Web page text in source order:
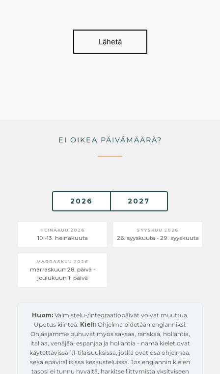
Lähetä
EI OIKEA PÄIVÄMÄÄRÄ?
2026 2027
HEINÄKUU 2026
10.-13. heinäkuuta
SYYSKUU 2026
26. syyskuuta - 29. syyskuuta
MARRASKUU 2026
marraskuun 28. päivä -
joulukuun 1. päivä
Huom:Valmistelu-/integraatiopäivät voivat muuttua.
Upotus kiinteä. Kieli:Ohjelma pidetään englanniksi.
Ohjaajamme puhuvat myös saksaa, ranskaa, hollantia,
italiaa, venäjää, espanjaa ja hollantia - nämä kielet ovat
käytettävissä 1:1-tilaisuuksissa, jotka ovat osa ohjelmaa,
sekä epävirallisissa keskusteluissa. Jos englannin kielen
tasosi ei tunnu hyvältä, harkitse liittymistä yksityiseen